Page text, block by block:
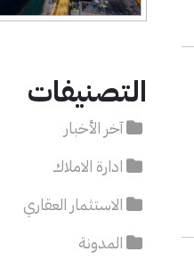
التصنيفات
آخر الأخبار
ادارة الاملاك
الاستثمار العقاري
المدونة